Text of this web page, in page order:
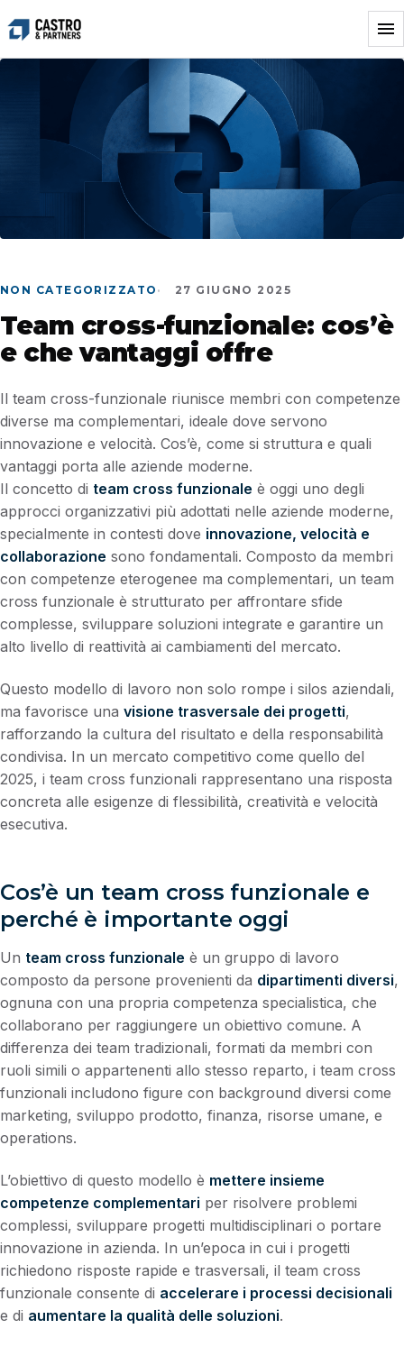
al
NON CATEGORIZZATO 27 GIUGNO 2025
Team cross-funzionale: cos’è
e che vantaggi offre
Il team cross-funzionale riunisce membri con competenze
diverse ma complementari, ideale dove servono
innovazione e velocità. Cos’è, come si struttura e quali
vantaggi porta alle aziende moderne.
Il concetto di team cross funzionale è oggi uno degli
approcci organizzativi più adottati nelle aziende moderne,
specialmente in contesti dove innovazione, velocità e
collaborazione sono fondamentali. Composto da membri
con competenze eterogenee ma complementari, un team
cross funzionale è strutturato per affrontare sfide
complesse, sviluppare soluzioni integrate e garantire un
alto livello di reattività ai cambiamenti del mercato.
Questo modello di lavoro non solo rompe i silos aziendali,
ma favorisce una visione trasversale dei progetti,
rafforzando la cultura del risultato e della responsabilità
condivisa. In un mercato competitivo come quello del
2025, i team cross funzionali rappresentano una risposta
concreta alle esigenze di flessibilità, creatività e velocità
esecutiva.
Cos’è un team cross funzionale e
perché è importante oggi
Un team cross funzionale è un gruppo di lavoro
composto da persone provenienti da dipartimenti diversi,
ognuna con una propria competenza specialistica, che
collaborano per raggiungere un obiettivo comune. A
differenza dei team tradizionali, formati da membri con
ruoli simili o appartenenti allo stesso reparto, i team cross
funzionali includono figure con background diversi come
marketing, sviluppo prodotto, finanza, risorse umane, e
operations.
L’obiettivo di questo modello è mettere insieme
competenze complementari per risolvere problemi
complessi, sviluppare progetti multidisciplinari o portare
innovazione in azienda. In un’epoca in cui i progetti
richiedono risposte rapide e trasversali, il team cross
funzionale consente di accelerare i processi decisionali
e di aumentare la qualità delle soluzioni.